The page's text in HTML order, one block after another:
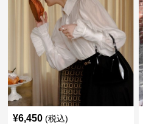
¥6,450 (税込)